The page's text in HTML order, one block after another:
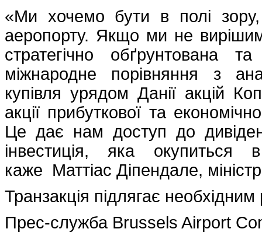
«Ми хочемо бути в полі
аеропорту. Якщо ми не
стратегічно обґрунтована
міжнародне порівняння з
купівля урядом Данії акцій
акції прибуткової та
Це дає нам доступ до
інвестиція, яка окупиться
каже Маттіас Діпендале,
Транзакція підлягає
Прес-служба Brussels Airport